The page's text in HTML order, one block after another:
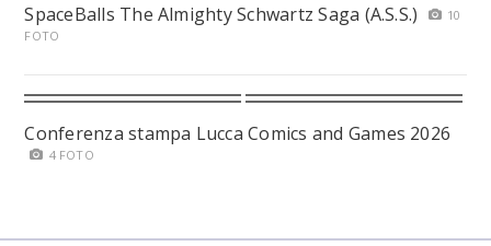
SpaceBalls The Almighty Schwartz Saga (A.S.S.)
10
FOTO
Conferenza stampa Lucca Comics and Games 2026
4 FOTO